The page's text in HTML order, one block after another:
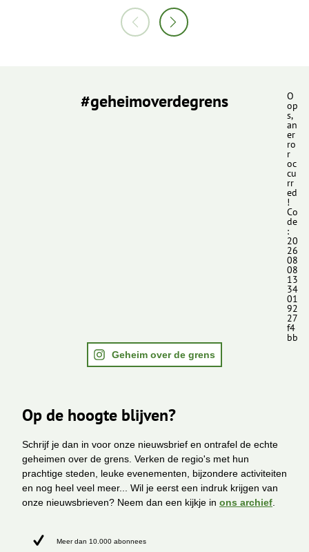
#geheimoverdegrens O
op
s,
an
er
ro
r
oc
cu
rr
ed
!
Co
de
:
20
26
08
08
13
34
01
92
27
f4
bb
Geheim over de grens
Op de hoogte blijven?
Schrijf je dan in voor onze nieuwsbrief en ontrafel de echte
geheimen over de grens. Verken de regio's met hun
prachtige steden, leuke evenementen, bijzondere activiteiten
en nog heel veel meer... Wil je eerst een indruk krijgen van
onze nieuwsbrieven? Neem dan een kijkje in ons archief
Meer dan 10.000 abonnees